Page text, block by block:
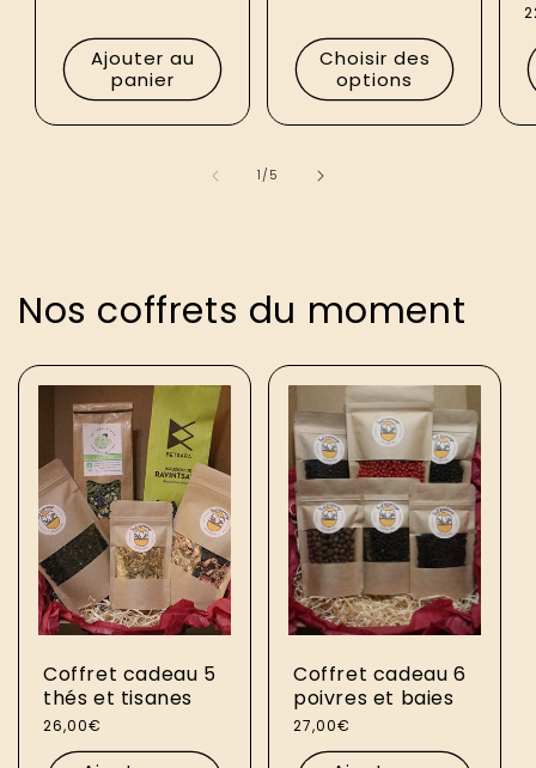
Ajouter au
panier
Choisir des
options
1/de
5
Nos coffrets du moment
Coffret cadeau 5
thés et tisanes
Prix
26,00€
Coffret cadeau 6
poivres et baies
Prix
27,00€